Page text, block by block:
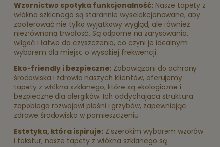
Wzornictwo spotyka funkcjonalność: Nasze tapety z
włókna szklanego są starannie wyselekcjonowane, aby
zaoferować nie tylko wyjątkowy wygląd, ale również
niezrównaną trwałość. Są odporne na zarysowania,
wilgoć i łatwe do czyszczenia, co czyni je idealnym
wyborem dla miejsc o wysokiej frekwencji.
Eko-friendly i bezpieczne: Zobowiązani do ochrony
środowiska i zdrowia naszych klientów, oferujemy
tapety z włókna szklanego, które są ekologiczne i
bezpieczne dla alergików. Ich oddychająca struktura
zapobiega rozwojowi pleśni i grzybów, zapewniając
zdrowe środowisko w pomieszczeniu.
Estetyka, która ispiruje: Z szerokim wyborem wzorów
i tekstur, nasze tapety z włókna szklanego są